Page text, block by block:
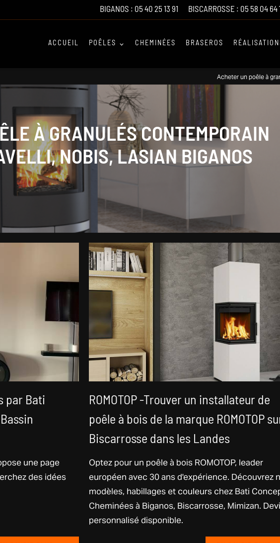
BIGANOS : 05 40 25 13 91 BISCARROSSE : 05 58 04 64
ACCUEIL POÊLES CHEMINÉES BRASEROS
Acheter un poêle à
À GRANULÉS CONTEMPORAIN
NOBIS, LASIAN BIGANOS
par Bati
une page
des idées
ROMOTOP -Trouver un installateur de
poêle à bois de la marque ROMOTOP
Biscarrosse dans les Landes
Optez pour un poêle à bois ROMOTOP, leader
européen avec 30 ans d'expérience. Découvrez
modèles, habillages et couleurs chez Bati
Cheminées à Biganos, Biscarrosse, Mimizan.
personnalisé disponible.